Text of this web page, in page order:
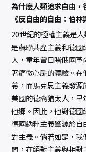
為什麽人類追求自由，
《反自由的自由：伯
20世紀的極權主義是
是蘇聯共產主義和德
人，童年曾目睹俄國
著痛徹心扉的體驗。
義，而馬克思主義發
美國的德裔猶太人，
他鄉。因此，他對德國
德國納粹主義肇源於
對主義。倘若如是，
間，在絕對主義與相